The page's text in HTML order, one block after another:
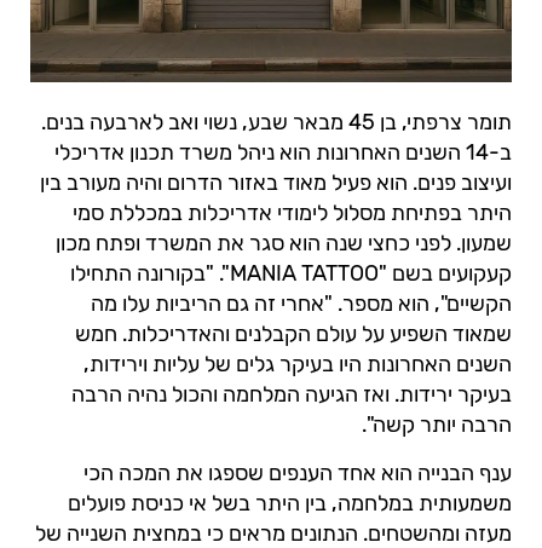
תומר צרפתי, בן 45 מבאר שבע, נשוי ואב לארבעה בנים.
ב-14 השנים האחרונות הוא ניהל משרד תכנון אדריכלי
ועיצוב פנים. הוא פעיל מאוד באזור הדרום והיה מעורב בין
היתר בפתיחת מסלול לימודי אדריכלות במכללת סמי
שמעון. לפני כחצי שנה הוא סגר את המשרד ופתח מכון
קעקועים בשם "MANIA TATTOO". "בקורונה התחילו
הקשיים", הוא מספר. "אחרי זה גם הריביות עלו מה
שמאוד השפיע על עולם הקבלנים והאדריכלות. חמש
השנים האחרונות היו בעיקר גלים של עליות וירידות,
בעיקר ירידות. ואז הגיעה המלחמה והכול נהיה הרבה
הרבה יותר קשה".
ענף הבנייה הוא אחד הענפים שספגו את המכה הכי
משמעותית במלחמה, בין היתר בשל אי כניסת פועלים
מעזה ומהשטחים. הנתונים מראים כי במחצית השנייה של